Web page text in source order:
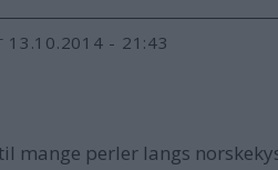
13.10.2014 - 21:43
mange perler langs